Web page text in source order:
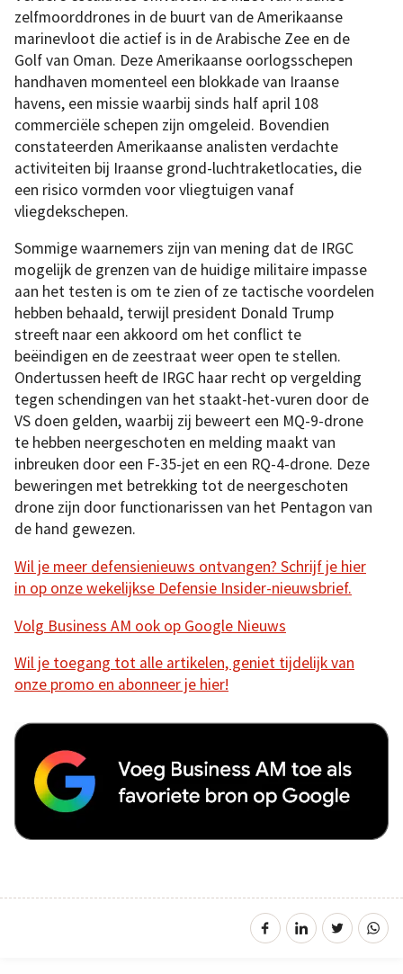
zelfmoorddrones in de buurt van de Amerikaanse
marinevloot die actief is in de Arabische Zee en de
Golf van Oman. Deze Amerikaanse oorlogsschepen
handhaven momenteel een blokkade van Iraanse
havens, een missie waarbij sinds half april 108
commerciële schepen zijn omgeleid. Bovendien
constateerden Amerikaanse analisten verdachte
activiteiten bij Iraanse grond-luchtraketlocaties, die
een risico vormden voor vliegtuigen vanaf
vliegdekschepen.
Sommige waarnemers zijn van mening dat de IRGC
mogelijk de grenzen van de huidige militaire impasse
aan het testen is om te zien of ze tactische voordelen
hebben behaald, terwijl president Donald Trump
streeft naar een akkoord om het conflict te
beëindigen en de zeestraat weer open te stellen.
Ondertussen heeft de IRGC haar recht op vergelding
tegen schendingen van het staakt-het-vuren door de
VS doen gelden, waarbij zij beweert een MQ-9-drone
te hebben neergeschoten en melding maakt van
inbreuken door een F-35-jet en een RQ-4-drone. Deze
beweringen met betrekking tot de neergeschoten
drone zijn door functionarissen van het Pentagon van
de hand gewezen.
Wil je meer defensienieuws ontvangen? Schrijf je hier
in op onze wekelijkse Defensie Insider-nieuwsbrief.
Volg Business AM ook op Google Nieuws
Wil je toegang tot alle artikelen, geniet tijdelijk van
onze promo en abonneer je hier!